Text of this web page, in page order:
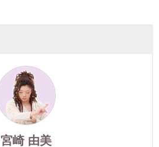
宮崎 由美